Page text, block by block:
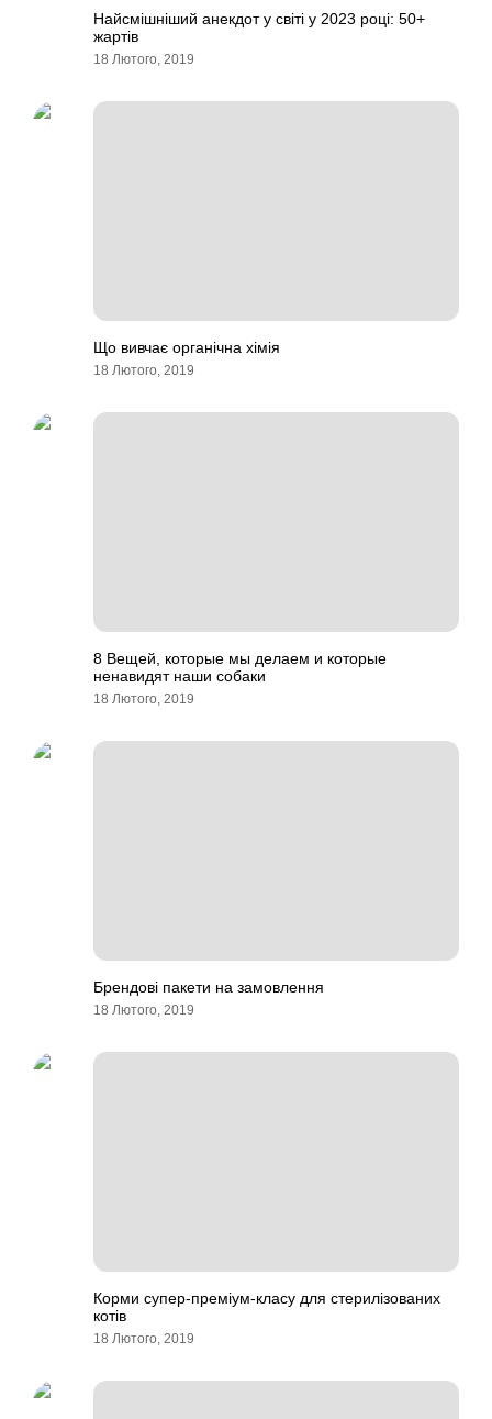
Найсмішніший анекдот у світі у 2023 році: 50+
жартів
18 Лютого, 2019
Що вивчає органічна хімія
18 Лютого, 2019
8 Вещей, которые мы делаем и которые
ненавидят наши собаки
18 Лютого, 2019
Брендові пакети на замовлення
18 Лютого, 2019
Корми супер-преміум-класу для стерилізованих
котів
18 Лютого, 2019